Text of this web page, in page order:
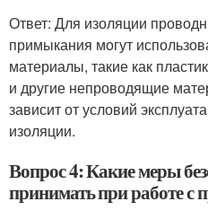
Ответ: Для изоляции
примыкания могут
материалы, такие как
и другие непроводящие
зависит от условий
изоляции.
Вопрос 4: Какие меры
принимать при работе